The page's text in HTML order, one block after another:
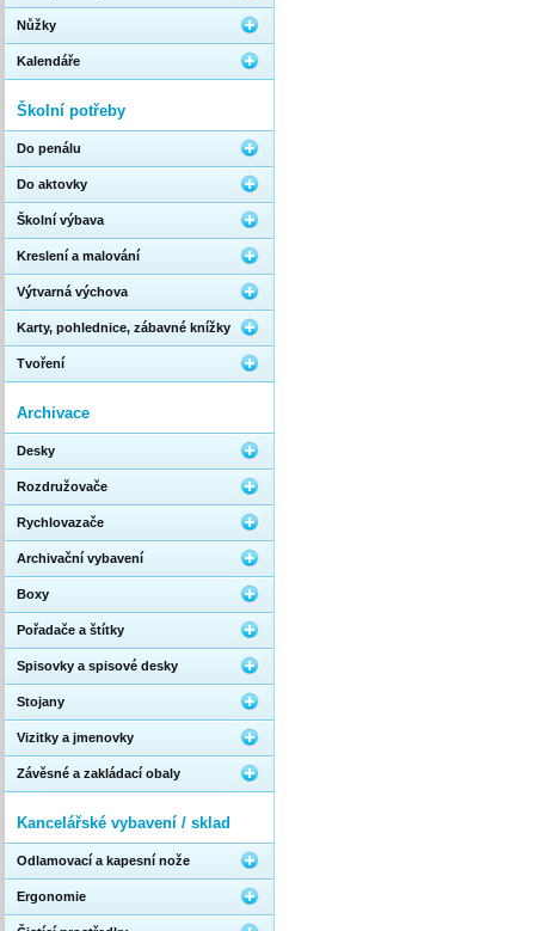
Nůžky
Kalendáře
Školní potřeby
Do penálu
Do aktovky
Školní výbava
Kreslení a malování
Výtvarná výchova
Karty, pohlednice, zábavné knížky
Tvoření
Archivace
Desky
Rozdružovače
Rychlovazače
Archivační vybavení
Boxy
Pořadače a štítky
Spisovky a spisové desky
Stojany
Vizitky a jmenovky
Závěsné a zakládací obaly
Kancelářské vybavení / sklad
Odlamovací a kapesní nože
Ergonomie